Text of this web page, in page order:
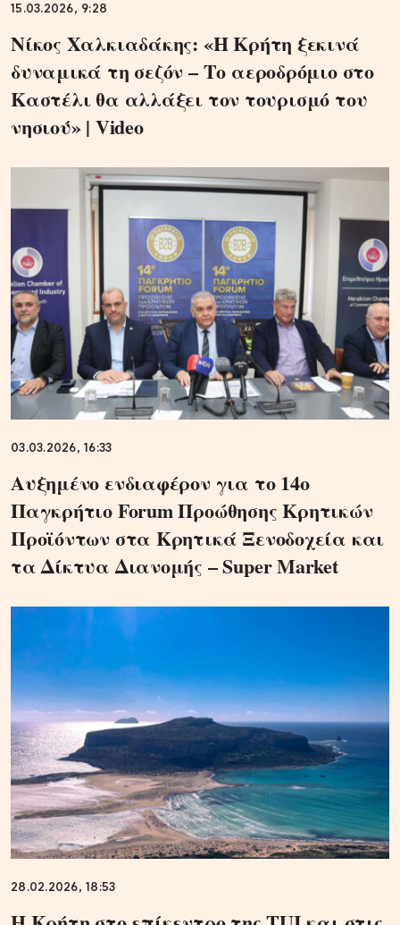
15.03.2026, 9:28
Νίκος Χαλκιαδάκης: «Η Κρήτη ξεκινά
δυναμικά τη σεζόν – Το αεροδρόμιο στο
Καστέλι θα αλλάξει τον τουρισμό του
νησιού» | Video
03.03.2026, 16:33
Αυξημένο ενδιαφέρον για το 14ο
Παγκρήτιο Forum Προώθησης Κρητικών
Προϊόντων στα Κρητικά Ξενοδοχεία και
τα Δίκτυα Διανομής – Super Market
28.02.2026, 18:53